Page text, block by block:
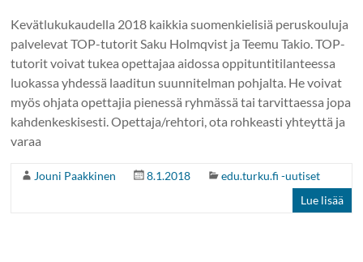
Kevätlukukaudella 2018 kaikkia suomenkielisiä peruskouluja
palvelevat TOP-tutorit Saku Holmqvist ja Teemu Takio. TOP-
tutorit voivat tukea opettajaa aidossa oppituntitilanteessa
luokassa yhdessä laaditun suunnitelman pohjalta. He voivat
myös ohjata opettajia pienessä ryhmässä tai tarvittaessa jopa
kahdenkeskisesti. Opettaja/rehtori, ota rohkeasti yhteyttä ja
varaa
Jouni Paakkinen 8.1.2018
edu.turku.fi -uutiset
Lue lisää